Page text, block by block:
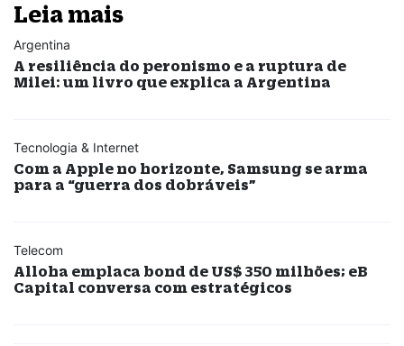
Leia mais
Argentina
A resiliência do peronismo e a ruptura de
Milei: um livro que explica a Argentina
Tecnologia & Internet
Com a Apple no horizonte, Samsung se arma
para a “guerra dos dobráveis”
Telecom
Alloha emplaca bond de US$ 350 milhões; eB
Capital conversa com estratégicos